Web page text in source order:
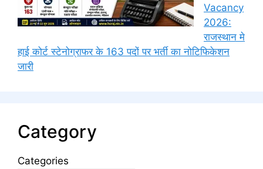
Vacancy
2026:
राजस्थान मे
हाई कोर्ट स्टेनोग्राफर के 163 पदों पर भर्ती का नोटिफिकेशन
जारी
Category
Categories